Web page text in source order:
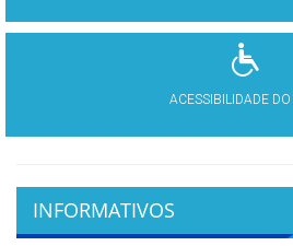
ACESSIBILIDADE DO
INFORMATIVOS